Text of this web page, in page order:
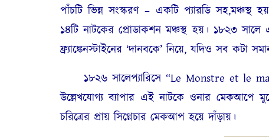
পাঁচটি ভিন্ন সংস্করণ – একটি প্যারডি সহ,মঞ্চস্থ
১৪টি নাটকের প্রোডাকশন মঞ্চস্থ হয়। ১৮২৩
ফ্র্যাঙ্কেনস্টাইনের ‘দানবকে’ নিয়ে, যদিও সব কটা
১৮২৬ সালেপ্যারিসে “Le Monstre et le
উল্লেখযোগ্য ব্যাপার এই নাটকে ওনার
চরিত্রের প্রায় সিগ্নেচার মেকআপ হয়ে দাঁড়ায়।